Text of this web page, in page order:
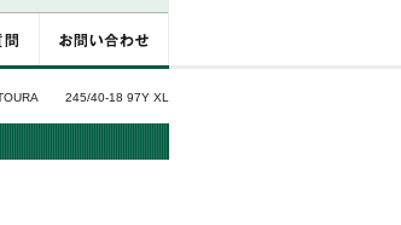
245/40-18 97Y XL